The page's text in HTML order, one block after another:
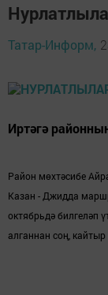
Татар-Информ,
Иртәгә
Район мөхтәсибе
Казан - Джидда
октябрьдә билгеләп
алганнан соң,